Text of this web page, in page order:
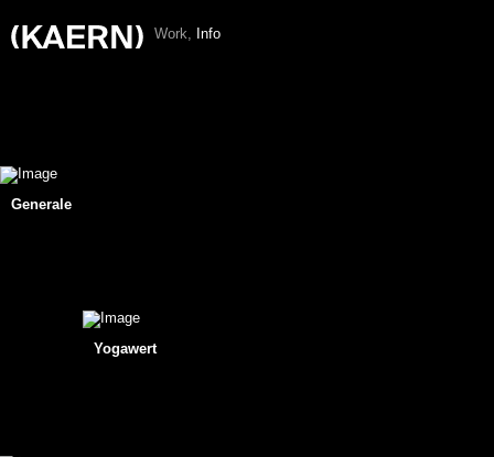
Work Info
Generale
Yogawert